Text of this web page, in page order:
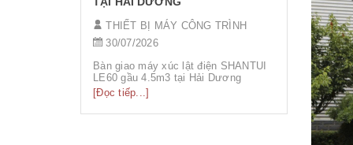
THIẾT BỊ MÁY CÔNG TRÌNH
30/07/2026
Bàn giao máy xúc lật điện SHANTUI
LE60 gầu 4.5m3 tại Hải Dương
[Đọc tiếp...]
Máy xúc